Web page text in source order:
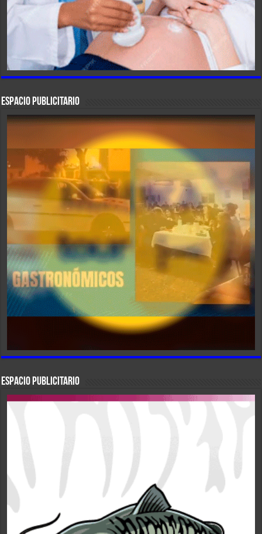
ESPACIO PUBLICITARIO
ESPACIO PUBLICITARIO